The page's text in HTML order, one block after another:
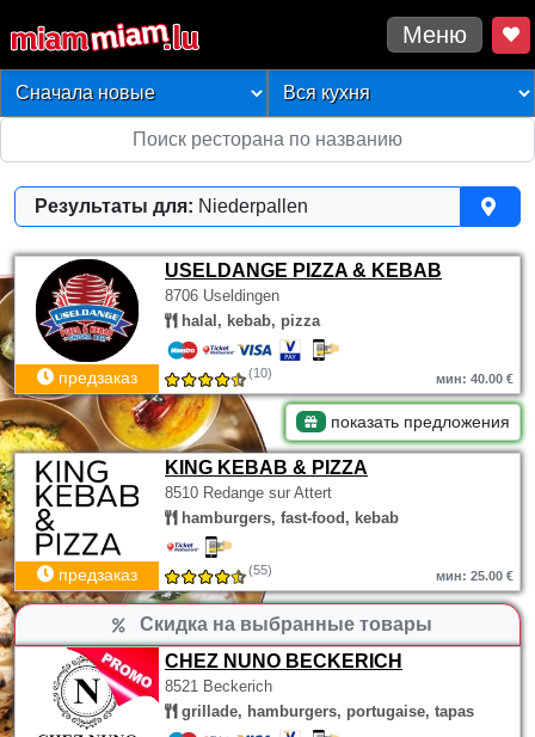
Меню
Результаты для: Niederpallen
USELDANGE PIZZA & KEBAB
8706 Useldingen
halal, kebab, pizza
предзаказ (10) мин: 40.00 €
показать предложения
KING KEBAB & PIZZA
8510 Redange sur Attert
hamburgers, fast-food, kebab
предзаказ (55) мин: 25.00 €
Скидка на выбранные товары
CHEZ NUNO BECKERICH
8521 Beckerich
grillade, hamburgers, portugaise, tapas